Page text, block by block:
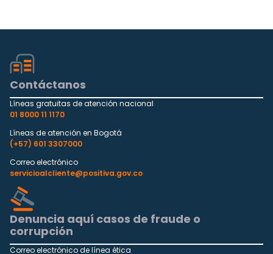
Contáctanos
Líneas gratuitas de atención nacional
01 8000 11 1170
Líneas de atención en Bogotá
(+57) 601 3307000
Correo electrónico
servicioalcliente@positiva.gov.co
Denuncia aquí casos de fraude o
corrupción
Correo electrónico de línea ética